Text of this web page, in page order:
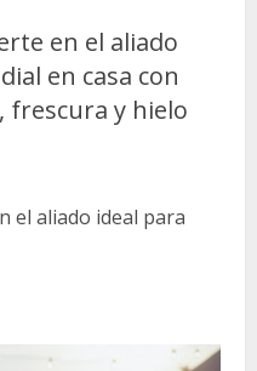
en el aliado
en casa con
frescura y hielo
el aliado ideal para